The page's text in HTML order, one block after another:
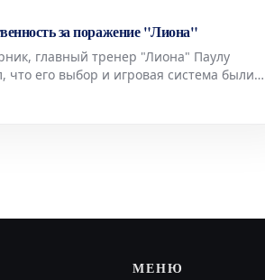
за поражение "Лиона"
главный тренер "Лиона" Паулу
что его выбор и игровая система были
матче, чтобы иметь шанс сыграть в
МЕНЮ